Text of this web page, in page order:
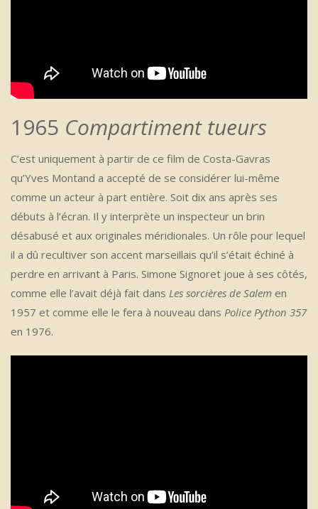
1965 Compartiment tueurs
C’est uniquement à partir de ce film de Costa-Gavras
qu’Yves Montand a accepté de se considérer lui-même
comme un acteur à part entière. Soit dix ans après ses
débuts à l’écran. Il y interprète un inspecteur un brin
désabusé et aux originales méridionales. Un rôle pour lequel
il a dû recultiver son accent marseillais qu’il s’était échiné à
perdre en arrivant à Paris. Simone Signoret joue à ses côtés,
comme elle l’avait déjà fait dans Les sorcières de Salem en
1957 et comme elle le fera à nouveau dans Police Python 357
en 1976.